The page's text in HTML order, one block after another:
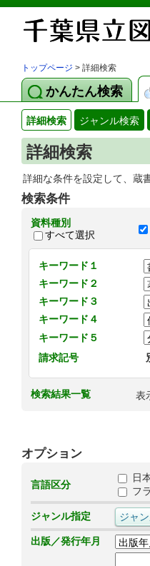
トップページ > 詳細検索
かんたん検索
詳細検索 ジャンル検索
詳細検索
詳細な条件を設定して、蔵
検索条件
資料種別
すべて選択
キーワード１
キーワード２
キーワード３
キーワード４
キーワード５
請求記号
検索結果一覧 表
オプション
言語区分
日
フ
ジャンル指定
出版／発行年月